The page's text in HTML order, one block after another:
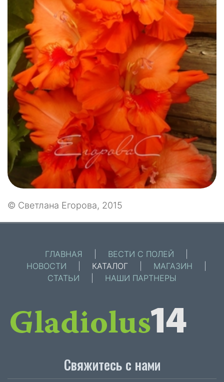
© Светлана Егорова, 2015
ГЛАВНАЯ ВЕСТИ С ПОЛЕЙ
НОВОСТИ
КАТАЛОГ МАГАЗИН
СТАТЬИ
НАШИ ПАРТНЕРЫ
Свяжитесь с нами